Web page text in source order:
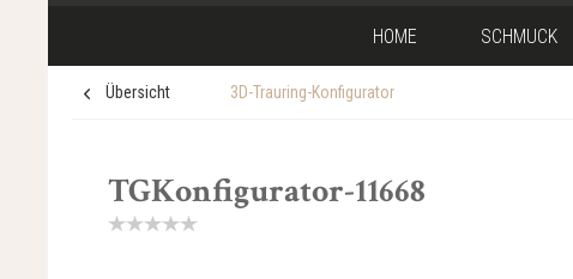
HOME SCHMUCK
Übersicht 3D-Trauring-Konfigurator
TGKonfigurator-11668